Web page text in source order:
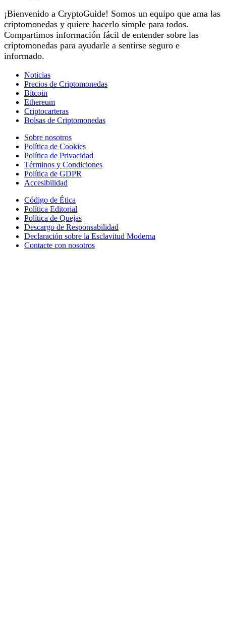
¡Bienvenido a CryptoGuide! Somos un equipo que ama las
criptomonedas y quiere hacerlo simple para todos.
Compartimos información fácil de entender sobre las
criptomonedas para ayudarle a sentirse seguro e
informado.
Noticias
Precios de Criptomonedas
Bitcoin
Ethereum
Criptocarteras
Bolsas de Criptomonedas
Sobre nosotros
Política de Cookies
Política de Privacidad
Términos y Condiciones
Política de GDPR
Accesibilidad
Código de Ética
Política Editorial
Política de Quejas
Descargo de Responsabilidad
Declaración sobre la Esclavitud Moderna
Contacte con nosotros